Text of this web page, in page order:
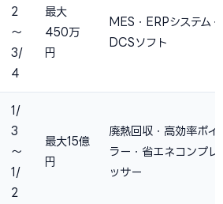
2
〜
3/
4
最大
450万
円
MES・ERPシステム・
DCSソフト
1/
3
〜
1/
2
最大15億
円
廃熱回収・高効率ボイ
ラー・省エネコンプレ
ッサー